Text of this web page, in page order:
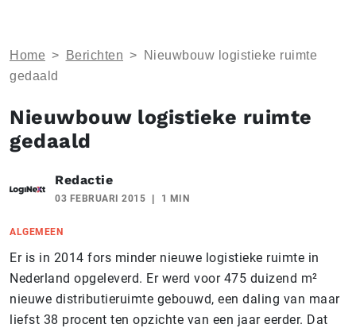
Home > Berichten >
Nieuwbouw logistieke ruimte
gedaald
Nieuwbouw logistieke ruimte
gedaald
Redactie
03 FEBRUARI 2015 1 MIN
ALGEMEEN
Er is in 2014 fors minder nieuwe logistieke ruimte in
Nederland opgeleverd. Er werd voor 475 duizend m²
nieuwe distributieruimte gebouwd, een daling van maar
liefst 38 procent ten opzichte van een jaar eerder. Dat